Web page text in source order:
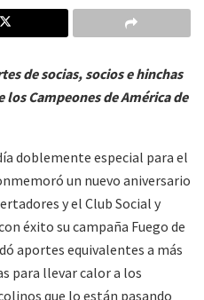
de socias, socios e hinchas
Campeones de América de
doblemente especial para el
un nuevo aniversario
y el Club Social y
éxito su campaña Fuego de
aportes equivalentes a más
para llevar calor a los
que lo están pasando